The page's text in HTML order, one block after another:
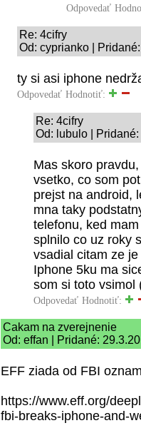
Odpovedať
Re: 4cifry
Od: cyprianko |
ty si asi iphone
Odpovedať Hodnotiť:
Re: 4cifry
Od: lubulo |
Mas skoro
vsetko, co som
prejst na android,
mna taky
telefonu, ked
splnilo co uz roky
vsadial citam ze
Iphone 5ku ma
som si toto vsimol
Odpovedať Hodnotiť:
Cakam na zverejnenie
Od: effan | Pridané:
EFF ziada od FBI
https://www.eff.org/
fbi-breaks-iphone-and-